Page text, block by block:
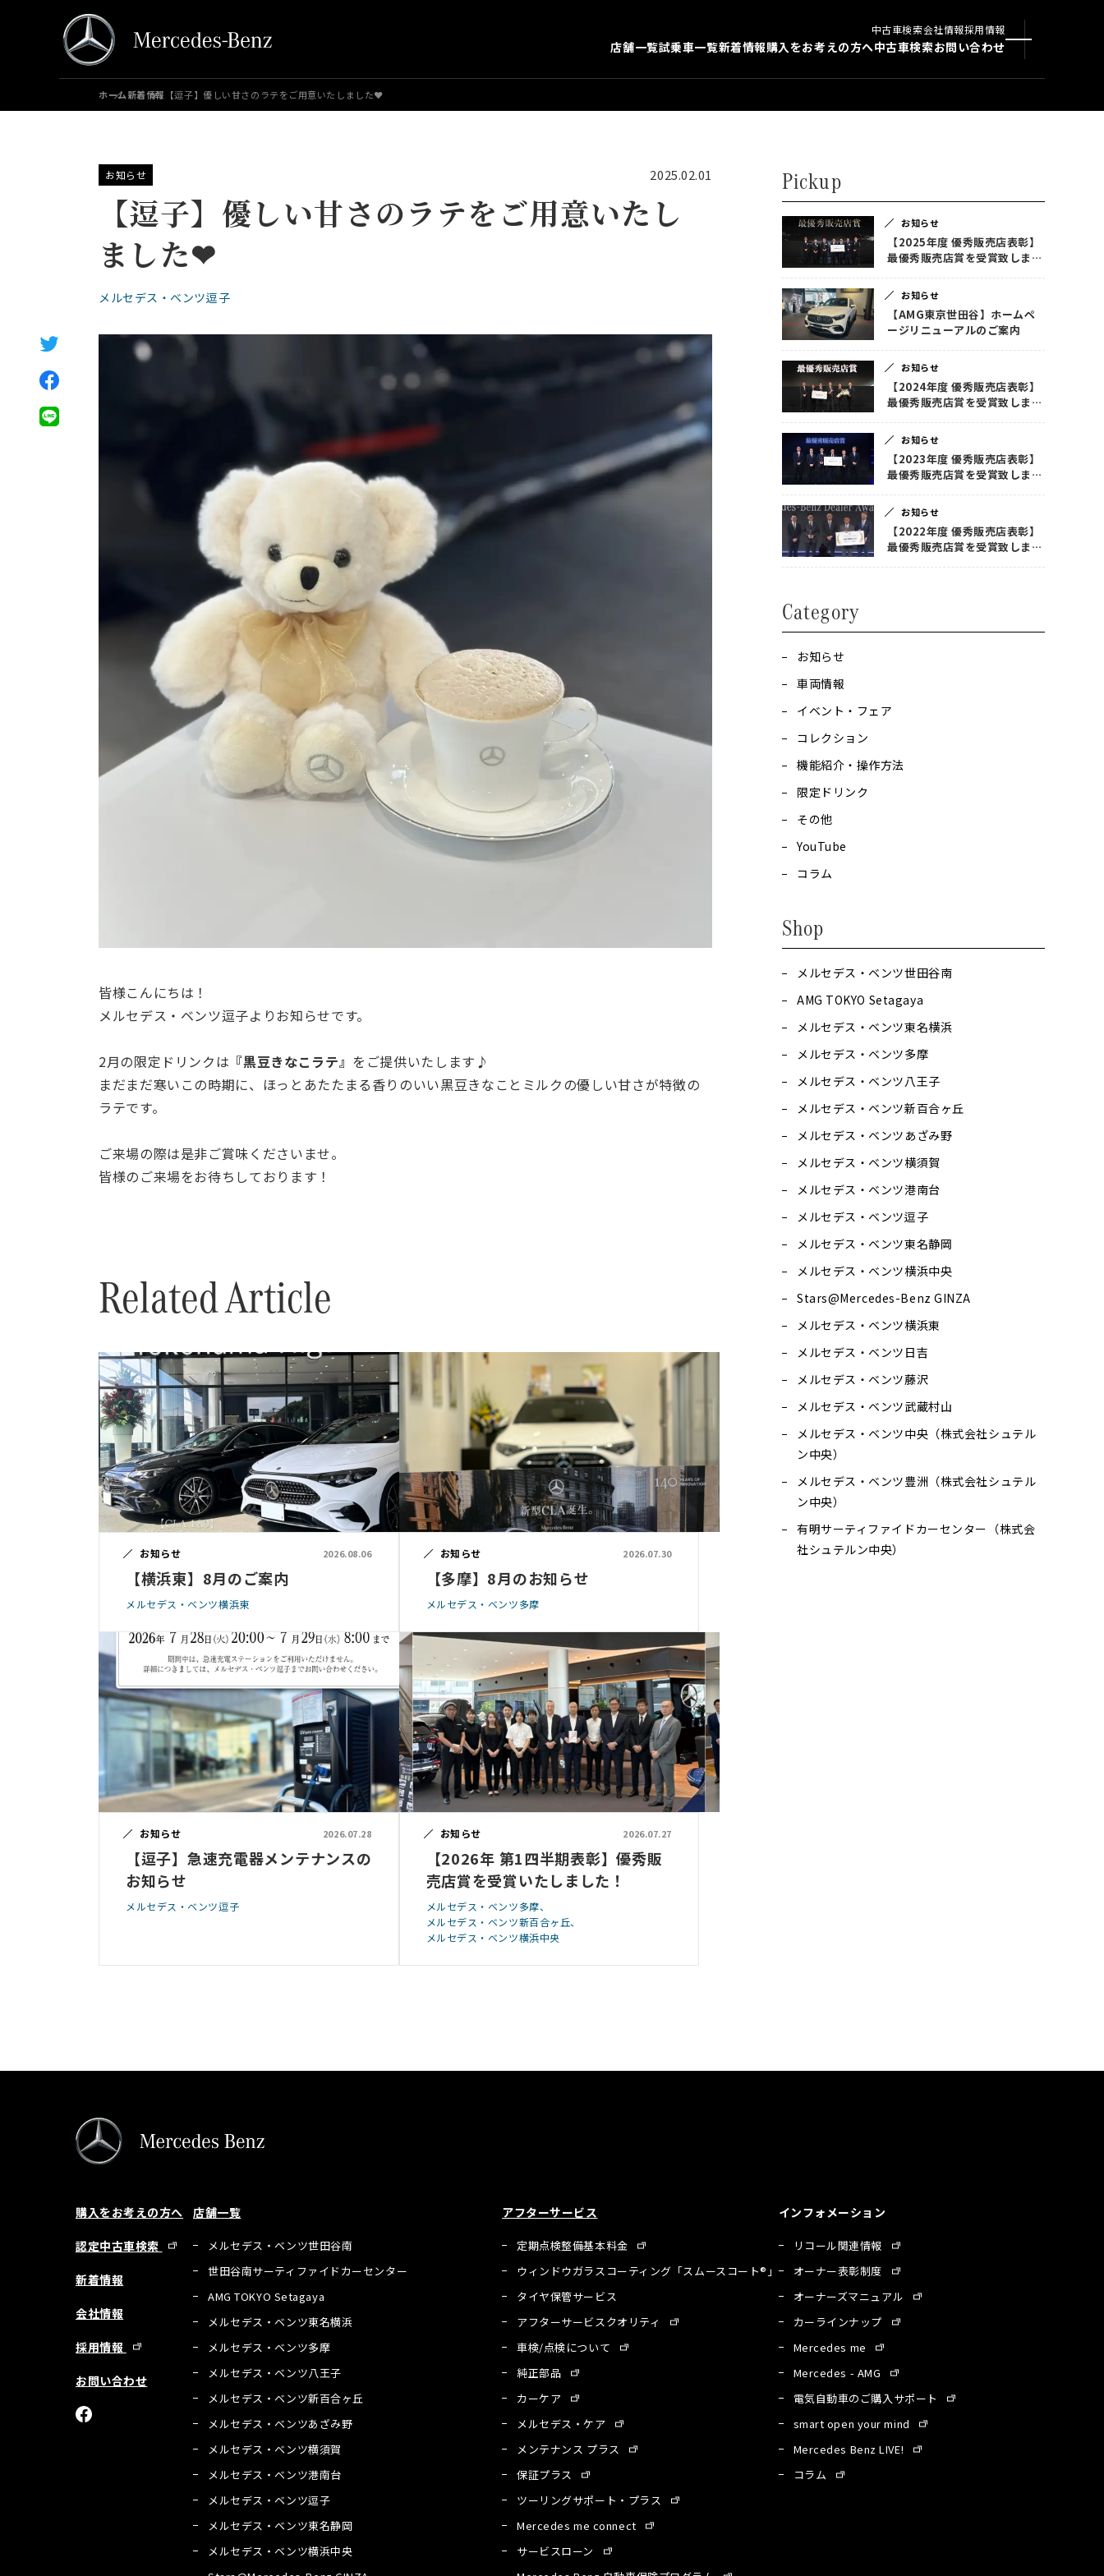
中古車検索会社情報採用情報
店舗一覧試乗車一覧新着情報購入をお考えの方へ中古車検索お問い合わせ
ホーム新着情報 【逗子】優しい甘さのラテをご用意いたしました❤
お知らせ 2025.02.01
【逗子】優しい甘さのラテをご用意いたし
ました❤
メルセデス・ベンツ逗子
皆様こんにちは！
メルセデス・ベンツ逗子よりお知らせです。
2月の限定ドリンクは 『黒豆きなこラテ』 をご提供いたします♪
まだまだ寒いこの時期に、ほっとあたたまる香りのいい黒豆きなことミルクの優しい甘さが特徴の
ラテです。
ご来場の際は是非ご賞味くださいませ。
皆様のご来場をお待ちしております！
Related Article
お知らせ 2026.08.06
【横浜東】8月のご案内
メルセデス・ベンツ横浜東
お知らせ 2026.07.30
【多摩】8月のお知らせ
メルセデス・ベンツ多摩
お知らせ 2026.07.28
【逗子】急速充電器メンテナンスの
お知らせ
メルセデス・ベンツ逗子
お知らせ 2026.07.27
【2026年 第1四半期表彰】優秀販
売店賞を受賞いたしました！
メルセデス・ベンツ多摩
メルセデス・ベンツ新百合ヶ丘
メルセデス・ベンツ横浜中央
Pickup
お知らせ
【2025年度 優秀販売店表彰】
最優秀販売店賞を受賞致しまし
お知らせ
【AMG東京世田谷】ホームペ
ージリニューアルのご案内
お知らせ
【2024年度 優秀販売店表彰】
最優秀販売店賞を受賞致しまし
お知らせ
【2023年度 優秀販売店表彰】
最優秀販売店賞を受賞致しまし
お知らせ
【2022年度 優秀販売店表彰】
最優秀販売店賞を受賞致しまし
Category
お知らせ
車両情報
イベント・フェア
コレクション
機能紹介・操作方法
限定ドリンク
その他
YouTube
コラム
Shop
メルセデス・ベンツ世田谷南
AMG TOKYO Setagaya
メルセデス・ベンツ東名横浜
メルセデス・ベンツ多摩
メルセデス・ベンツ八王子
メルセデス・ベンツ新百合ヶ丘
メルセデス・ベンツあざみ野
メルセデス・ベンツ横須賀
メルセデス・ベンツ港南台
メルセデス・ベンツ逗子
メルセデス・ベンツ東名静岡
メルセデス・ベンツ横浜中央
Stars@Mercedes-Benz GINZA
メルセデス・ベンツ横浜東
メルセデス・ベンツ日吉
メルセデス・ベンツ藤沢
メルセデス・ベンツ武蔵村山
メルセデス・ベンツ中央（株式会社シュテル
ン中央）
メルセデス・ベンツ豊洲（株式会社シュテル
ン中央）
有明サーティファイドカーセンター（株式会
社シュテルン中央）
購入をお考えの方へ
認定中古車検索
新着情報
会社情報
採用情報
お問い合わせ
店舗一覧
メルセデス・ベンツ世田谷南
世田谷南サーティファイドカーセンター
AMG TOKYO Setagaya
メルセデス・ベンツ東名横浜
メルセデス・ベンツ多摩
メルセデス・ベンツ八王子
メルセデス・ベンツ新百合ヶ丘
メルセデス・ベンツあざみ野
メルセデス・ベンツ横須賀
メルセデス・ベンツ港南台
メルセデス・ベンツ逗子
メルセデス・ベンツ東名静岡
メルセデス・ベンツ横浜中央
アフターサービス
定期点検整備基本料金
ウィンドウガラスコーティング「スムースコート®」
タイヤ保管サービス
アフターサービスクオリティ
車検/点検について
純正部品
カーケア
メルセデス・ケア
メンテナンス プラス
保証プラス
ツーリングサポート・プラス
Mercedes me connect
サービスローン
インフォメーション
リコール関連情報
オーナー表彰制度
オーナーズマニュアル
カーラインナップ
Mercedes me
Mercedes - AMG
電気自動車のご購入サポート
smart open your mind
Mercedes Benz LIVE!
コラム